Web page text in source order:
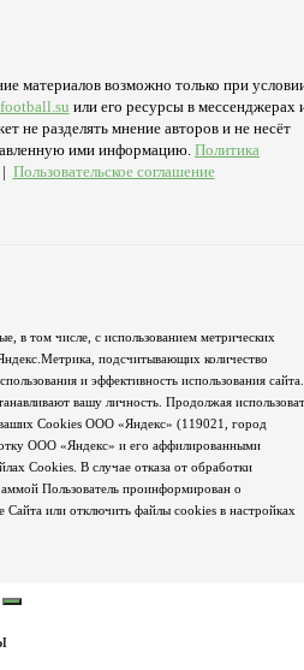
материалов возможно только при
или его ресурсы в мессенджерах
не разделять мнение авторов и не несёт
ими информацию.Политика
Пользовательское соглашение
в том числе, с использованием метрических
подсчитывающих количество
и эффективность использования сайта.
вашу личность. Продолжая
ваших Cookies ООО «Яндекс» (119021, город
ООО «Яндекс» и его аффилированными
Cookies. В случае отказа от обработки
Пользователь проинформирован о
Сайта или отключить файлы cookies в настройках